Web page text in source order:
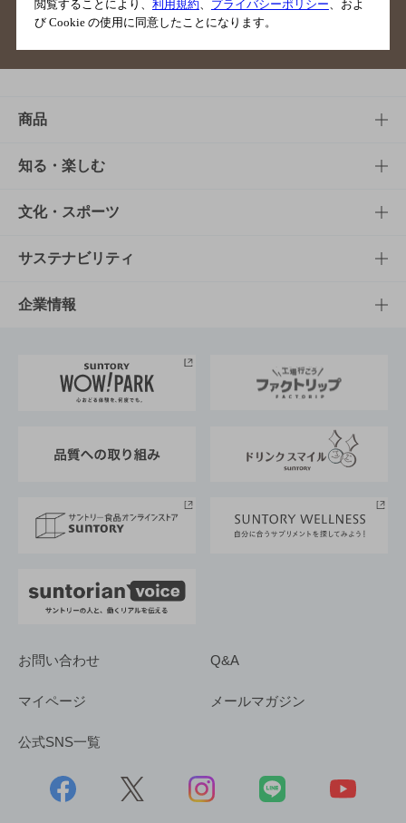
ご意見・ご感想
商品
商品TOP
商品一覧
商品発売情報
栄養成分一覧
知る・楽しむ
知る・楽しむTOP
キャンペーン
工場見学
地域情報
文化・スポーツ
文化・スポーツTOP
サントリーホール
サントリーサンバーズ大阪
サステナビリティ
サステナビリティTOP
サントリーが考えるサステナビリティ経営
企業情報
企業概要
採用情報
お問い合わせ Q&A
マイページ メールマガジン
公式SNS一覧
閲覧することにより、 利用規約 プライバシーポリシー 、およ
び Cookie の使用に同意したことになります。